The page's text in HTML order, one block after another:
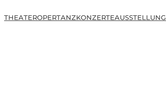
THEATEROPERTANZKONZERTEAUSSTELLUNG